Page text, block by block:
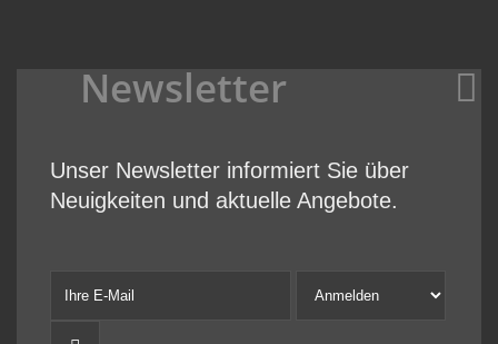
Newsletter
Unser Newsletter informiert Sie über
Neuigkeiten und aktuelle Angebote.